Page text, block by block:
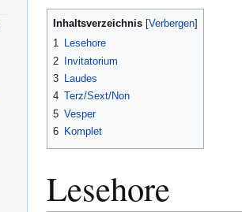
Inhaltsverzeichnis
1 Lesehore
2
Invitatorium
3 Laudes
4 Terz/Sext/Non
5 Vesper
6 Komplet
Lesehore